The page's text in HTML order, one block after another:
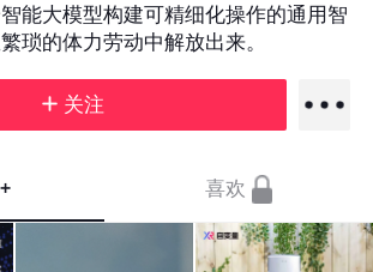
能大模型构建可精细化操作的通用智
琐的体力劳动中解放出来。
关注
喜欢